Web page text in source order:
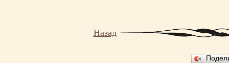
Назад